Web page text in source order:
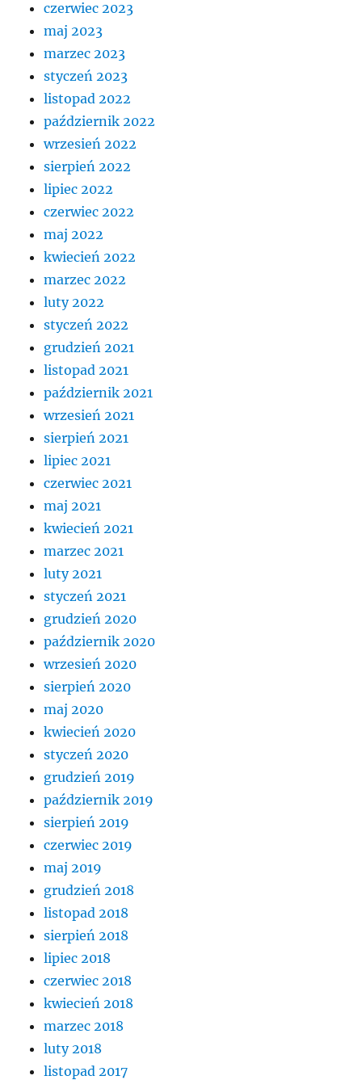
czerwiec 2023
maj 2023
marzec 2023
styczeń 2023
listopad 2022
październik 2022
wrzesień 2022
sierpień 2022
lipiec 2022
czerwiec 2022
maj 2022
kwiecień 2022
marzec 2022
luty 2022
styczeń 2022
grudzień 2021
listopad 2021
październik 2021
wrzesień 2021
sierpień 2021
lipiec 2021
czerwiec 2021
maj 2021
kwiecień 2021
marzec 2021
luty 2021
styczeń 2021
grudzień 2020
październik 2020
wrzesień 2020
sierpień 2020
maj 2020
kwiecień 2020
styczeń 2020
grudzień 2019
październik 2019
sierpień 2019
czerwiec 2019
maj 2019
grudzień 2018
listopad 2018
sierpień 2018
lipiec 2018
czerwiec 2018
kwiecień 2018
marzec 2018
luty 2018
listopad 2017